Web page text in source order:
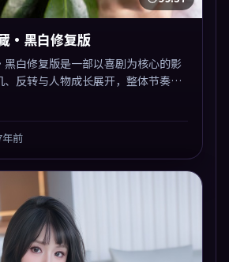
·黑白修复版
白修复版是一部以喜剧为核心的影
反转与人物成长展开，整体节奏紧
年前